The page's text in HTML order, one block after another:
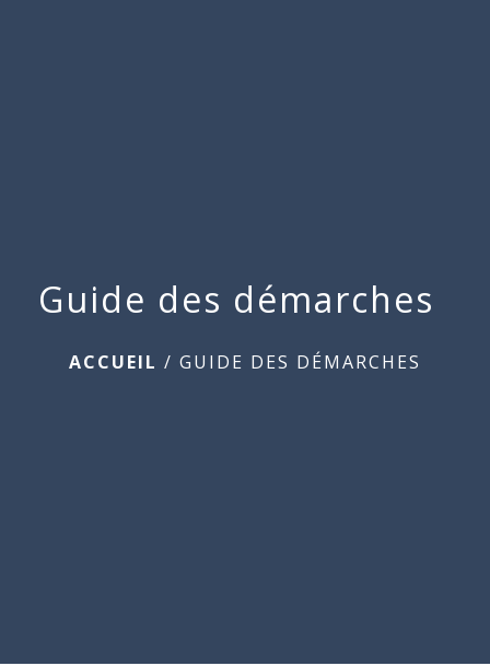
Guide des démarches
ACCUEIL / GUIDE DES DÉMARCHES